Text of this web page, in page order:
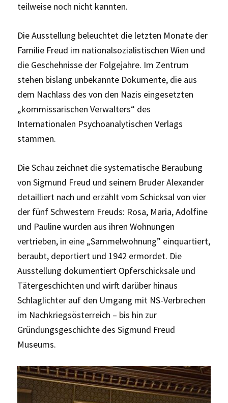
teilweise noch nicht kannten.
Die Ausstellung beleuchtet die letzten Monate der
Familie Freud im nationalsozialistischen Wien und
die Geschehnisse der Folgejahre. Im Zentrum
stehen bislang unbekannte Dokumente, die aus
dem Nachlass des von den Nazis eingesetzten
„kommissarischen Verwalters“ des
Internationalen Psychoanalytischen Verlags
stammen.
Die Schau zeichnet die systematische Beraubung
von Sigmund Freud und seinem Bruder Alexander
detailliert nach und erzählt vom Schicksal von vier
der fünf Schwestern Freuds: Rosa, Maria, Adolfine
und Pauline wurden aus ihren Wohnungen
vertrieben, in eine „Sammelwohnung” einquartiert,
beraubt, deportiert und 1942 ermordet. Die
Ausstellung dokumentiert Opferschicksale und
Tätergeschichten und wirft darüber hinaus
Schlaglichter auf den Umgang mit NS-Verbrechen
im Nachkriegsösterreich – bis hin zur
Gründungsgeschichte des Sigmund Freud
Museums.